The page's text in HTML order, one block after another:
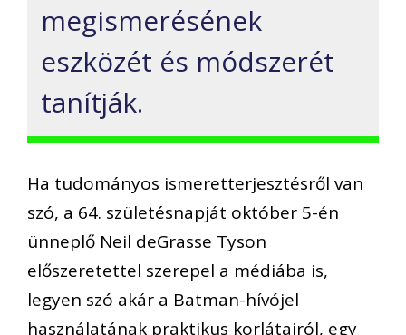
megismerésének
eszközét és módszerét
tanítják.
Ha tudományos ismeretterjesztésről van
szó, a 64. születésnapját október 5-én
ünneplő Neil deGrasse Tyson
előszeretettel szerepel a médiába is,
legyen szó akár a Batman-hívójel
használatának praktikus korlátairól, egy